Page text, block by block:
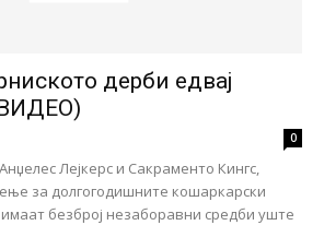
дерби едвај
0
Лејкерс и Сакраменто Кингс,
за долгогодишните кошаркарски
безброј незаборавни средби уште